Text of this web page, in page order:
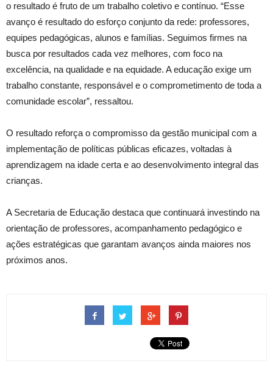
o resultado é fruto de um trabalho coletivo e contínuo. “Esse
avanço é resultado do esforço conjunto da rede: professores,
equipes pedagógicas, alunos e famílias. Seguimos firmes na
busca por resultados cada vez melhores, com foco na
excelência, na qualidade e na equidade. A educação exige um
trabalho constante, responsável e o comprometimento de toda a
comunidade escolar”, ressaltou.
O resultado reforça o compromisso da gestão municipal com a
implementação de políticas públicas eficazes, voltadas à
aprendizagem na idade certa e ao desenvolvimento integral das
crianças.
A Secretaria de Educação destaca que continuará investindo na
orientação de professores, acompanhamento pedagógico e
ações estratégicas que garantam avanços ainda maiores nos
próximos anos.